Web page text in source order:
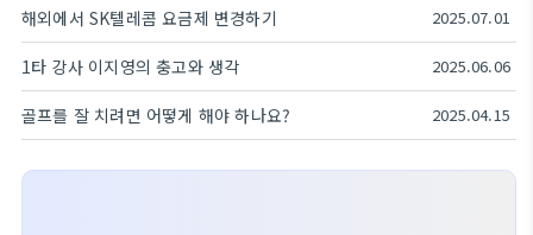
해외에서 SK텔레콤 요금제 변경하기 2025.07.01
1타 강사 이지영의 충고와 생각 2025.06.06
골프를 잘 치려면 어떻게 해야 하나요? 2025.04.15